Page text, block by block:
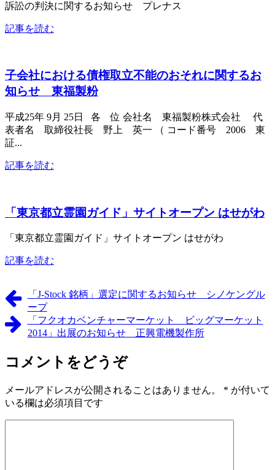
訴訟の判決に関するお知らせ プレナス
記事を読む
子会社における債権取立不能のおそれに関するお
知らせ 東福製粉
平成25年 9月 25日 各 位 会社名 東福製粉株式会社 代
表者名 取締役社長 野上 英一 （ コード番号 2006 東
証...
記事を読む
「東京都立霊園ガイド」サイトオープン はせがわ
「東京都立霊園ガイド」サイトオープン はせがわ
記事を読む
「J-Stock 銘柄」選定に関するお知らせ シノケングル
ープ
「フクオカベンチャーマーケット ビッグマーケット
2014」出展のお知らせ 正興電機製作所
コメントをどうぞ
メールアドレスが公開されることはありません。 * が付いて
いる欄は必須項目です